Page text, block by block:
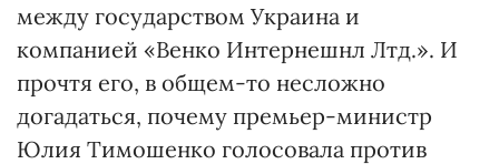
между государством Украина и
компанией «Венко Интернешнл Лтд.». И
прочтя его, в общем-то несложно
догадаться, почему премьер-министр
Юлия Тимошенко голосовала против